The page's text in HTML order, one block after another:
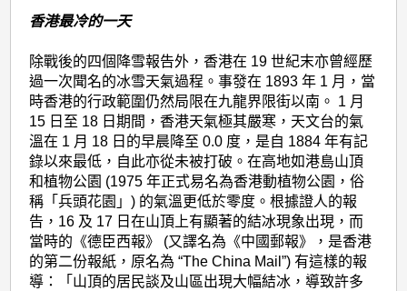
香港最冷的一天
除戰後的四個降雪報告外，香港在 19 世紀末亦曾經歷
過一次聞名的冰雪天氣過程。事發在 1893 年 1 月，當
時香港的行政範圍仍然局限在九龍界限街以南。 1 月
15 日至 18 日期間，香港天氣極其嚴寒，天文台的氣
溫在 1 月 18 日的早晨降至 0.0 度，是自 1884 年有記
錄以來最低，自此亦從未被打破。在高地如港島山頂
和植物公園 (1975 年正式易名為香港動植物公園，俗
稱「兵頭花園」) 的氣溫更低於零度。根據證人的報
告，16 及 17 日在山頂上有顯著的結冰現象出現，而
當時的《德臣西報》 (又譯名為《中國郵報》，是香港
的第二份報紙，原名為 “The China Mail”) 有這樣的報
導：「山頂的居民談及山區出現大幅結冰，導致許多